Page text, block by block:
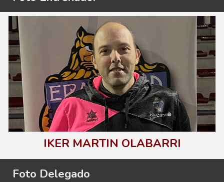
IKER MARTIN OLABARRI
Foto Delegado